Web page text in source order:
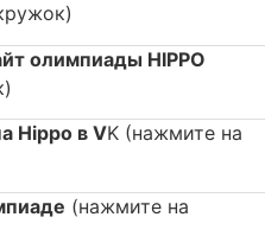
олимпиады HIPPO
Hippo в VK (нажмите на
(нажмите на